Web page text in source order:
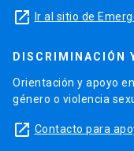
launch Ir al sitio de
DISCRIMINACIÓN
Orientación y apoyo
género o violencia
launch Contacto para